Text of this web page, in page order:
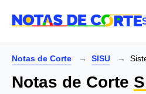
Notas de Corte SISU
Notas de Corte